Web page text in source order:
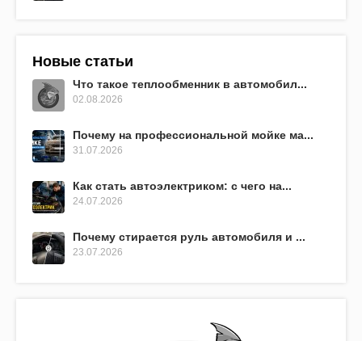
Новые статьи
Что такое теплообменник в автомобил...
02.08.2026
Почему на профессиональной мойке ма...
31.07.2026
Как стать автоэлектриком: с чего на...
24.07.2026
Почему стирается руль автомобиля и ...
23.07.2026